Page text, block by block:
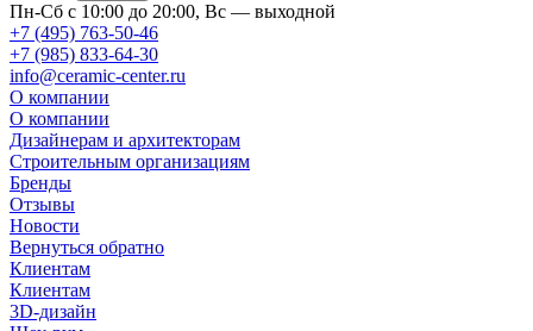
Пн-Сб с 10:00 до 20:00, Вс — выходной
+7 (495) 763-50-46
+7 (985) 833-64-30
info@ceramic-center.ru
О компании
О компании
Дизайнерам и архитекторам
Строительным организациям
Бренды
Отзывы
Новости
Вернуться обратно
Клиентам
Клиентам
3D-дизайн